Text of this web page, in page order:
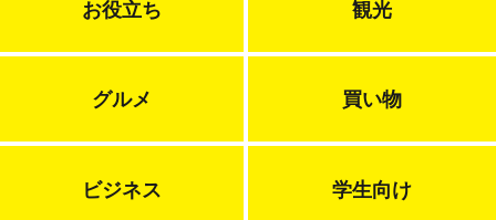
お役立ち 観光
グルメ 買い物
ビジネス 学生向け